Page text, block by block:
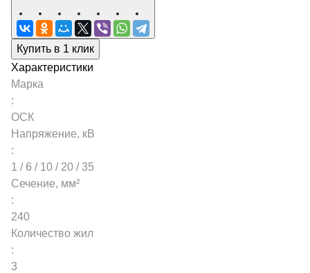
Купить в 1 клик
Характеристики
Марка
:
ОСК
Напряжение, кВ
:
1 / 6 / 10 / 20 / 35
Сечение, мм²
:
240
Количество жил
:
3